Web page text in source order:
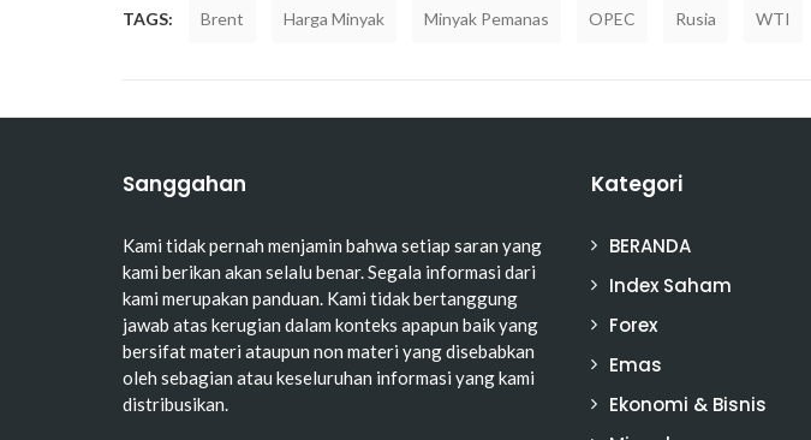
TAGS: Brent Harga Minyak Minyak Pemanas OPEC Rusia WTI
Sanggahan
Kami tidak pernah menjamin bahwa setiap saran yang
kami berikan akan selalu benar. Segala informasi dari
kami merupakan panduan. Kami tidak bertanggung
jawab atas kerugian dalam konteks apapun baik yang
bersifat materi ataupun non materi yang disebabkan
oleh sebagian atau keseluruhan informasi yang kami
distribusikan.
Kategori
BERANDA
Index Saham
Forex
Emas
Ekonomi & Bisnis